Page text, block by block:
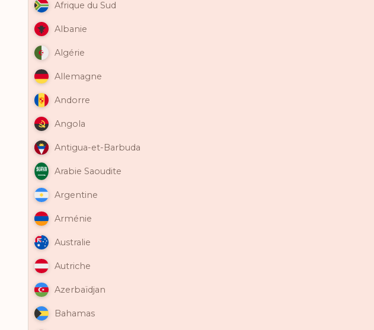
Afrique du Sud
Albanie
Algérie
Allemagne
Andorre
Angola
Antigua-et-Barbuda
Arabie Saoudite
Argentine
Arménie
Australie
Autriche
Azerbaïdjan
Bahamas